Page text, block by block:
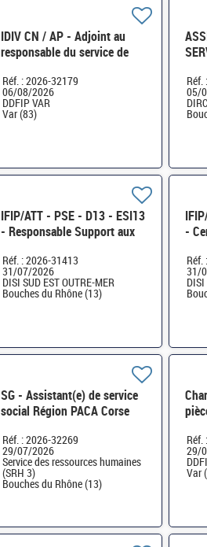
IDIV CN / AP - Adjoint au
responsable du service de
Réf. : 2026-32179
06/08/2026
DDFIP VAR
Var (83)
Réf.
05/
IFIP/ATT - PSE - D13 - ESI13
- Responsable Support aux
H/F
Réf. : 2026-31413
31/07/2026
DISI SUD EST OUTRE-MER
Bouches du Rhône (13)
-
Réf.
31/
DISI
SG - Assistant(e) de service
social Région PACA Corse
Réf. : 2026-32269
29/07/2026
Service des ressources humaines
(SRH 3)
Bouches du Rhône (13)
Réf.
29/
Var